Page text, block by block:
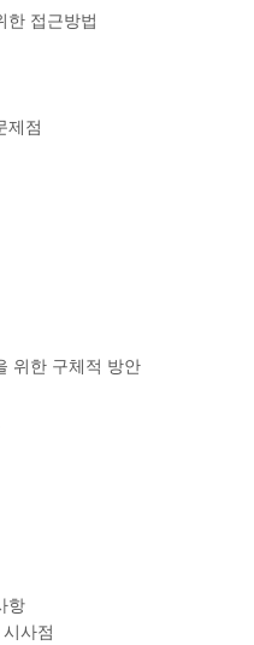
한 접근방법
제점
위한 구체적 방안
항
사점